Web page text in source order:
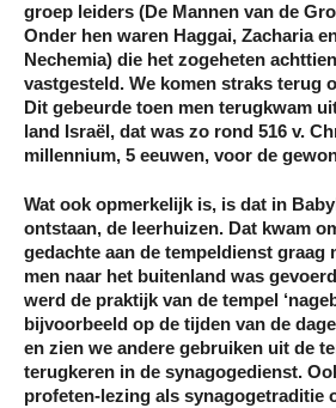
groep leiders (De Mannen van de
Onder hen waren Haggai, Zacharia
Nechemia) die het zogeheten
vastgesteld. We komen straks terug
Dit gebeurde toen men terugkwam
land Israël, dat was zo rond 516 v.
millennium, 5 eeuwen, voor de
Wat ook opmerkelijk is, is dat in
ontstaan, de leerhuizen. Dat kwam
gedachte aan de tempeldienst graag
men naar het buitenland was
werd de praktijk van de tempel
bijvoorbeeld op de tijden van de
en zien we andere gebruiken uit de
terugkeren in de synagogedienst.
profeten-lezing als synagogetraditie